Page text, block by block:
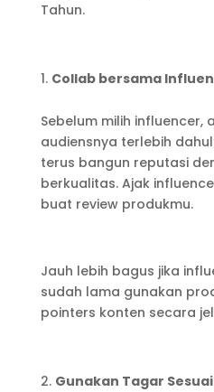
Tahun.
Collab bersama
Sebelum milih influencer,
audiensnya terlebih
terus bangun reputasi
berkualitas. Ajak
buat review produkmu.
Jauh lebih bagus jika
sudah lama gunakan
pointers konten secara
Gunakan Tagar Sesuai